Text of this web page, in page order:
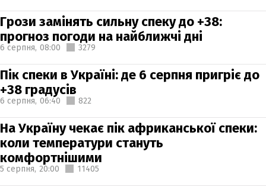
Грози замінять сильну спеку до +38:
прогноз погоди на найближчі дні
6 серпня, 08:00 3279
Пік спеки в Україні: де 6 серпня пригріє до
+38 градусів
6 серпня, 06:40 822
На Україну чекає пік африканської спеки:
коли температури стануть
комфортнішими
5 серпня, 20:00 11405